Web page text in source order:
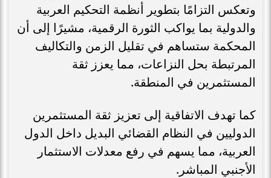
وتعكس التزامًا بتطوير أنظمة التحكيم العربية
والدولية بما يواكب الثورة الرقمية، مشيرًا إلى أن
المحكمة ستساهم في تقليل الزمن والتكاليف
المرتبطة بحل النزاعات، مما يعزز ثقة
المستثمرين في المنطقة.
كما تهدف الاتفاقية إلى تعزيز ثقة المستثمرين
الدوليين في النظام القضائي البديل داخل الدول
العربية، مما يسهم في رفع معدلات الاستثمار
الأجنبي المباشر.